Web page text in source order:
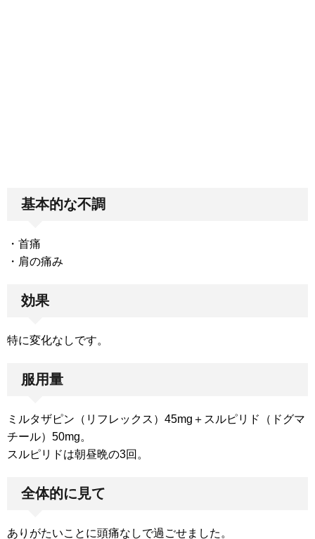
基本的な不調
・首痛
・肩の痛み
効果
特に変化なしです。
服用量
ミルタザピン（リフレックス）45mg＋スルピリド（ドグマ
チール）50mg。
スルピリドは朝昼晩の3回。
全体的に見て
ありがたいことに頭痛なしで過ごせました。